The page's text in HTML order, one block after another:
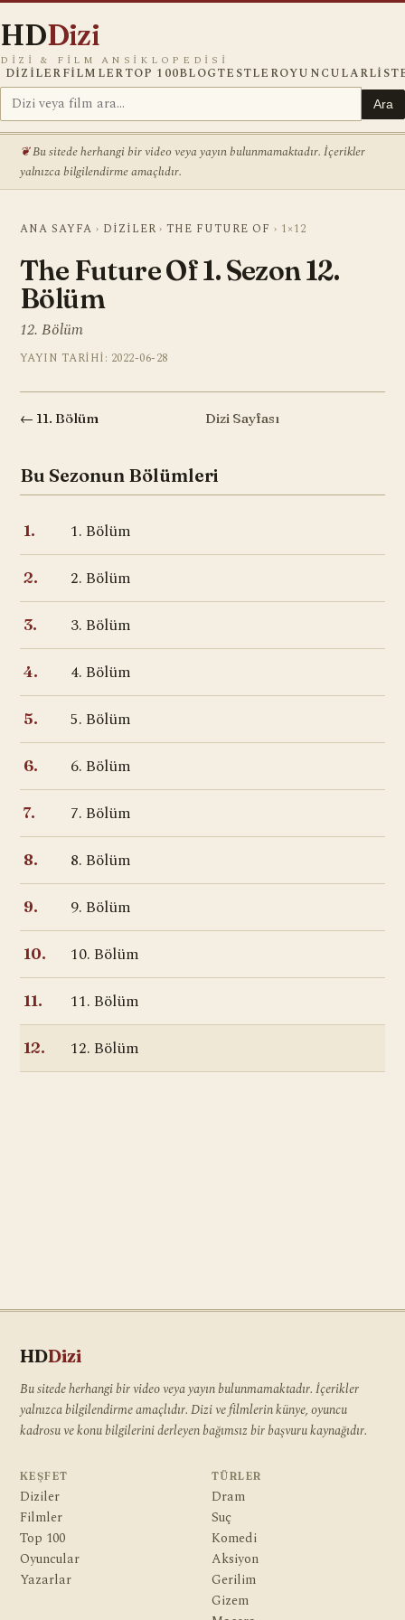
HDDizi
DIZI & FILM ANSIKLOPEDISI
DIZILERFILMLERTOP 100BLOGTESTLEROYUNCULAR
Ara
Bu sitede herhangi bir video veya yayın bulunmamaktadır. İçerikler
yalnızca bilgilendirme amaçlıdır.
ANA SAYFA › DIZILER › THE FUTURE OF › 1×12
The Future Of 1. Sezon 12.
Bölüm
12. Bölüm
YAYIN TARIHI: 2022-06-28
← 11. Bölüm Dizi Sayfası
Bu Sezonun Bölümleri
1. 1. Bölüm
2. 2. Bölüm
3. 3. Bölüm
4. 4. Bölüm
5. 5. Bölüm
6. 6. Bölüm
7. 7. Bölüm
8. 8. Bölüm
9. 9. Bölüm
10. 10. Bölüm
11. 11. Bölüm
12. 12. Bölüm
HDDizi
Bu sitede herhangi bir video veya yayın bulunmamaktadır. İçerikler
yalnızca bilgilendirme amaçlıdır. Dizi ve filmlerin künye, oyuncu
kadrosu ve konu bilgilerini derleyen bağımsız bir başvuru kaynağıdır.
KEŞFET
Diziler
Filmler
Top 100
Oyuncular
Yazarlar
TÜRLER
Dram
Suç
Komedi
Aksiyon
Gerilim
Gizem